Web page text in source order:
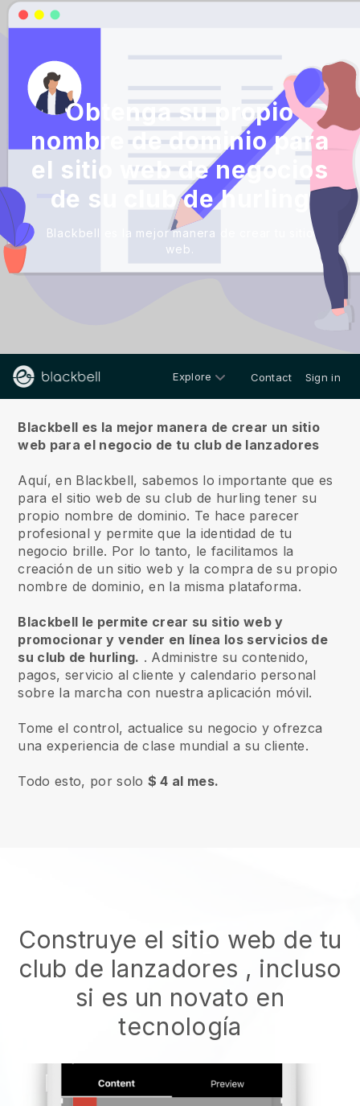
Obtenga su propio
nombre de dominio para
el sitio web de negocios
de su club de hurling
Blackbell es la mejor manera de crear tu sitio
web.
Explore Contact Sign in
Blackbell es la mejor manera de crear un sitio
web para el negocio de tu club de lanzadores
Aquí, en Blackbell, sabemos lo importante que es
para el sitio web de su club de hurling tener su
propio nombre de dominio. Te hace parecer
profesional y permite que la identidad de tu
negocio brille. Por lo tanto, le facilitamos la
creación de un sitio web y la compra de su propio
nombre de dominio, en la misma plataforma.
Blackbell le permite crear su sitio web y
promocionar y vender en línea los servicios de
su club de hurling. . Administre su contenido,
pagos, servicio al cliente y calendario personal
sobre la marcha con nuestra aplicación móvil.
Tome el control, actualice su negocio y ofrezca
una experiencia de clase mundial a su cliente.
Todo esto, por solo $ 4 al mes.
Construye el sitio web de tu
club de lanzadores , incluso
si es un novato en
tecnología